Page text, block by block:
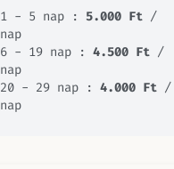
1 - 5 nap : 5.000 Ft /
nap
6 - 19 nap : 4.500 Ft /
nap
20 - 29 nap : 4.000 Ft /
nap